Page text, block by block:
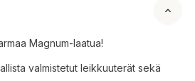
Magnum-laatua!
valmistetut leikkuuterät sekä